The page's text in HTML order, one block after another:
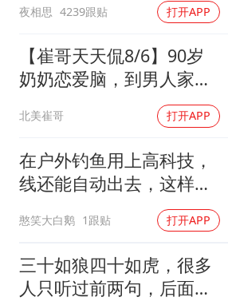
乐享全民健
夜相思 4239跟贴 打开APP
【崔哥天天侃8/6】90岁
奶奶恋爱脑，到男人家索
北美崔哥 打开APP
在户外钓鱼用上高科技，
线还能自动出去，这样的
憨笑大白鹅 1跟贴 打开APP
三十如狼四十如虎，很多
人只听过前两句，后面竟